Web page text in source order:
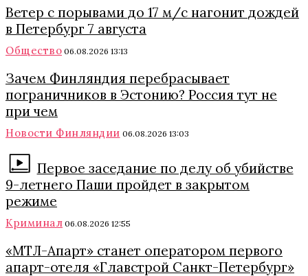
Ветер с порывами до 17 м/с нагонит дождей
в Петербург 7 августа
Общество 06.08.2026 13:13
Зачем Финляндия перебрасывает
пограничников в Эстонию? Россия тут не
при чем
Новости Финляндии 06.08.2026 13:03
Первое заседание по делу об убийстве
9-летнего Паши пройдет в закрытом
режиме
Криминал 06.08.2026 12:55
«МТЛ-Апарт» станет оператором первого
апарт-отеля «Главстрой Санкт-Петербург»